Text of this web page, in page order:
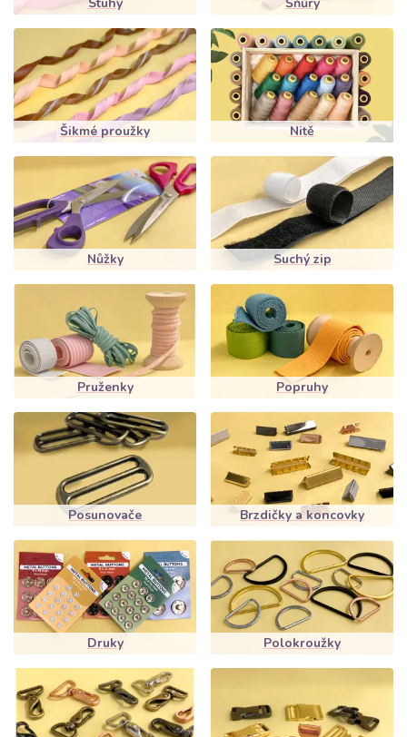
Šikmé proužky Nitě
Nůžky Suchý zip
Pruženky Popruhy
Posunovače Brzdičky a koncovky
Druky Polokroužky